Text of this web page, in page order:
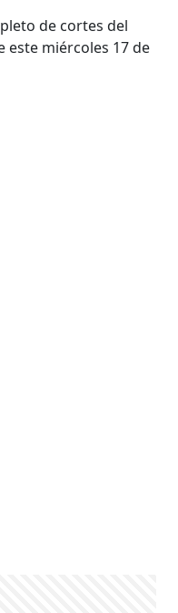
de cortes del
este miércoles 17 de